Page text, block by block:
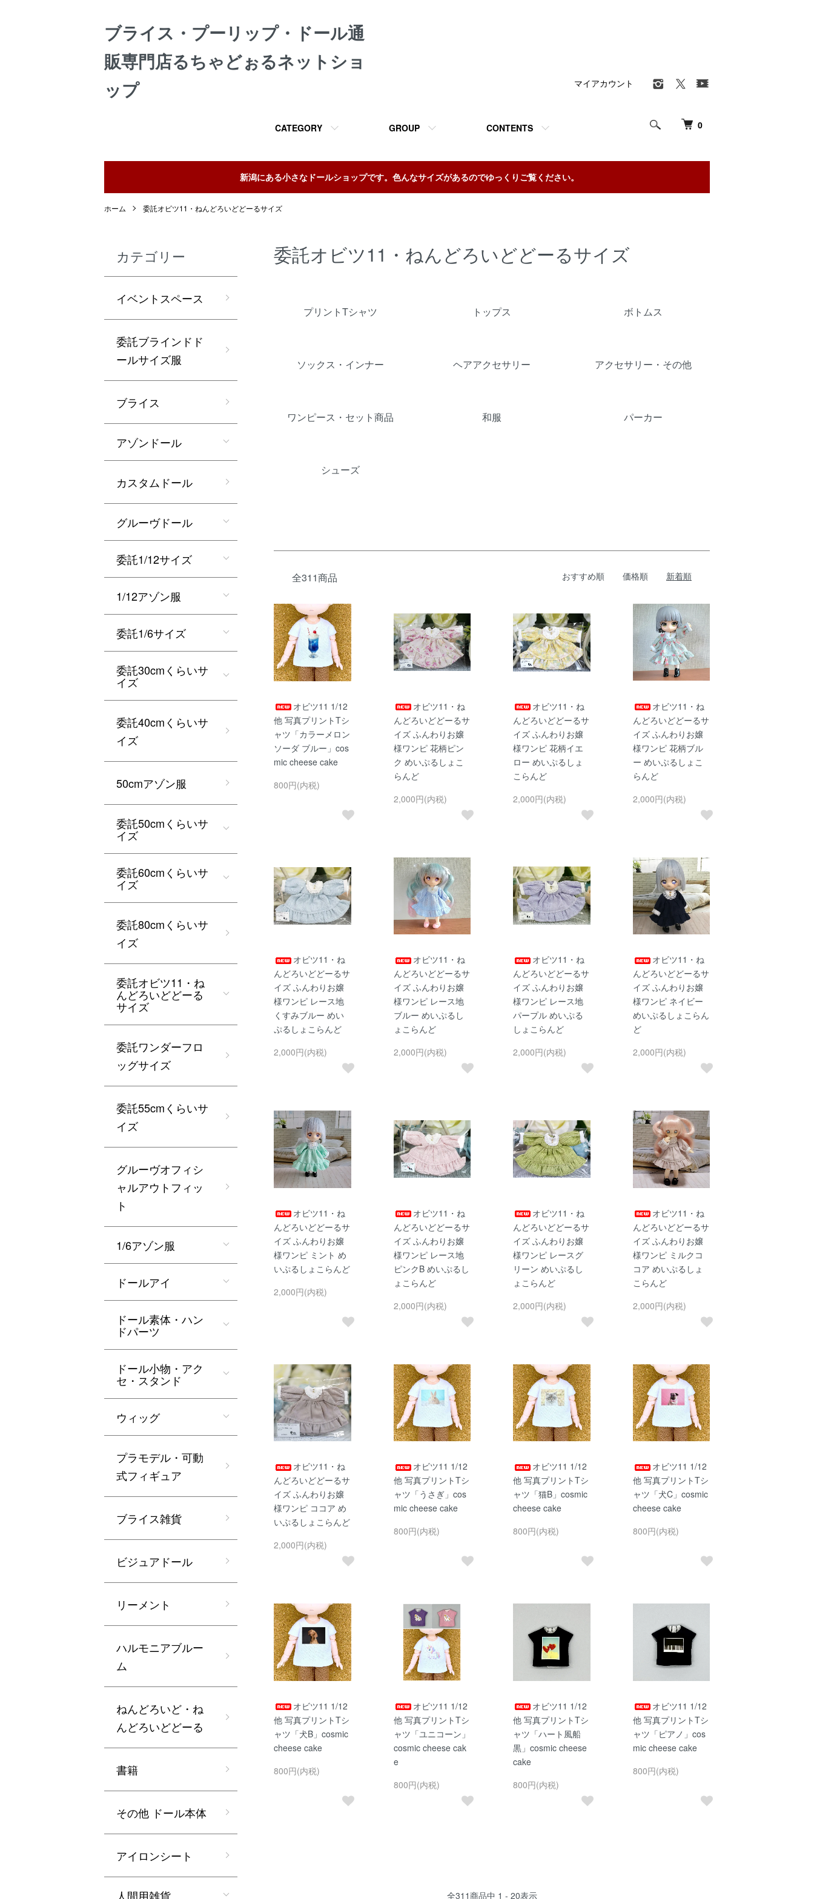
ブライス・プーリップ・ドール通
販専門店るちゃどぉるネットショ
ップ
0
CATEGORY GROUP CONTENTS
マイアカウント
新潟にある小さなドールショップです。色んなサイズがあるのでゆっくりご覧ください。
ホーム 委託オビツ11・ねんどろいどどーるサイズ
委託オビツ11・ねんどろいどどーるサイズ
プリントTシャツ
トップス ボトムス
ソックス・インナー ヘアアクセサリー アクセサリー・その他
ワンピース・セット商品 和服 パーカー
シューズ
全311商品 おすすめ順 価格順 新着順
オビツ11 1/12
他 写真プリントTシ
ャツ「カラーメロン
ソーダ ブルー」cos
mic cheese cake
800円(内税)
オビツ11・ね
んどろいどどーるサ
イズ ふんわりお嬢
様ワンピ 花柄ピン
ク めいぷるしょこ
らんど
2,000円(内税)
オビツ11・ね
んどろいどどーるサ
イズ ふんわりお嬢
様ワンピ 花柄イエ
ロー めいぷるしょ
こらんど
2,000円(内税)
オビツ11・ね
んどろいどどーるサ
イズ ふんわりお嬢
様ワンピ 花柄ブル
ー めいぷるしょこ
らんど
2,000円(内税)
オビツ11・ね
んどろいどどーるサ
イズ ふんわりお嬢
様ワンピ レース地
くすみブルー めい
ぷるしょこらんど
2,000円(内税)
オビツ11・ね
んどろいどどーるサ
イズ ふんわりお嬢
様ワンピ レース地
ブルー めいぷるし
ょこらんど
2,000円(内税)
オビツ11・ね
んどろいどどーるサ
イズ ふんわりお嬢
様ワンピ レース地
パープル めいぷる
しょこらんど
2,000円(内税)
オビツ11・ね
んどろいどどーるサ
イズ ふんわりお嬢
様ワンピ ネイビー
めいぷるしょこらん
ど
2,000円(内税)
オビツ11・ね
んどろいどどーるサ
イズ ふんわりお嬢
様ワンピ ミント め
いぷるしょこらんど
2,000円(内税)
オビツ11・ね
んどろいどどーるサ
イズ ふんわりお嬢
様ワンピ レース地
ピンクB めいぷるし
ょこらんど
2,000円(内税)
オビツ11・ね
んどろいどどーるサ
イズ ふんわりお嬢
様ワンピ レースグ
リーン めいぷるし
ょこらんど
2,000円(内税)
オビツ11・ね
んどろいどどーるサ
イズ ふんわりお嬢
様ワンピ ミルクコ
コア めいぷるしょ
こらんど
2,000円(内税)
オビツ11・ね
んどろいどどーるサ
イズ ふんわりお嬢
様ワンピ ココア め
いぷるしょこらんど
2,000円(内税)
オビツ11 1/12
他 写真プリントTシ
ャツ「うさぎ」cos
mic cheese cake
800円(内税)
オビツ11 1/12
他 写真プリントTシ
ャツ「猫B」cosmic
cheese cake
800円(内税)
オビツ11 1/12
他 写真プリントTシ
ャツ「犬C」cosmic
cheese cake
800円(内税)
オビツ11 1/12
他 写真プリントTシ
ャツ「犬B」cosmic
cheese cake
800円(内税)
オビツ11 1/12
他 写真プリントTシ
ャツ「ユニコーン」
cosmic cheese cak
e
800円(内税)
オビツ11 1/12
他 写真プリントTシ
ャツ「ハート風船
黒」cosmic cheese
cake
800円(内税)
オビツ11 1/12
他 写真プリントTシ
ャツ「ピアノ」cos
mic cheese cake
800円(内税)
全311商品中 1 - 20表示
カテゴリー
イベントスペース
委託ブラインドド
ールサイズ服
ブライス
アゾンドール
カスタムドール
グルーヴドール
委託1/12サイズ
1/12アゾン服
委託1/6サイズ
委託30cmくらいサ
イズ
委託40cmくらいサ
イズ
50cmアゾン服
委託50cmくらいサ
イズ
委託60cmくらいサ
イズ
委託80cmくらいサ
イズ
委託オビツ11・ね
んどろいどどーる
サイズ
委託ワンダーフロ
ッグサイズ
委託55cmくらいサ
イズ
グルーヴオフィシ
ャルアウトフィッ
ト
1/6アゾン服
ドールアイ
ドール素体・ハン
ドパーツ
ドール小物・アク
セ・スタンド
ウィッグ
プラモデル・可動
式フィギュア
ブライス雑貨
ビジュアドール
リーメント
ハルモニアブルー
ム
ねんどろいど・ね
んどろいどどーる
書籍
その他 ドール本体
アイロンシート
人間用雑貨